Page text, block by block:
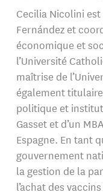
Cecilia Nicolini
Fernández et
économique et
l’Université
maîtrise de
également
politique et
Gasset et d’un
Espagne. En tant
gouvernement
la gestion de la
l’achat des